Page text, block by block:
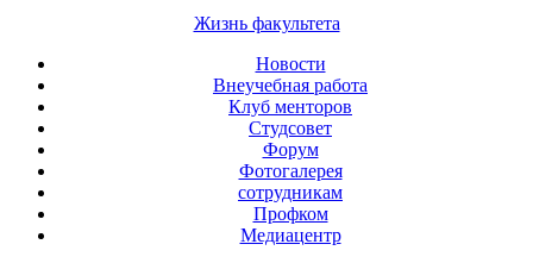
Жизнь факультета
Новости
Внеучебная работа
Клуб менторов
Студсовет
Форум
Фотогалерея
сотрудникам
Профком
Медиацентр